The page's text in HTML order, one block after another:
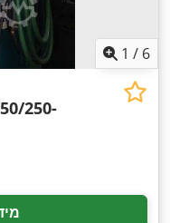
1 / 6
250-